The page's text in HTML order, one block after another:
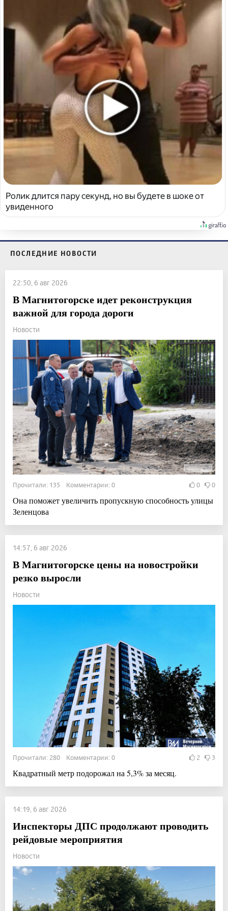
Ролик длится пару секунд, но вы будете в шоке от
увиденного
ПОСЛЕДНИЕ НОВОСТИ
22:50, 6 авг 2026
В Магнитогорске идет реконструкция
важной для города дороги
Новости
Прочитали: 135 Комментарии: 0 0 0
Она поможет увеличить пропускную способность улицы
Зеленцова
14:57, 6 авг 2026
В Магнитогорске цены на новостройки
резко выросли
Новости
Прочитали: 280 Комментарии: 0 2 3
Квадратный метр подорожал на 5,3% за месяц.
14:19, 6 авг 2026
Инспекторы ДПС продолжают проводить
рейдовые мероприятия
Новости